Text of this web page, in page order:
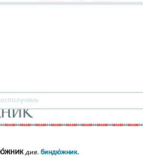
див. биндю́жник.